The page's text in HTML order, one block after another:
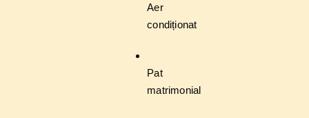
Aer
condiționat
Pat
matrimonial